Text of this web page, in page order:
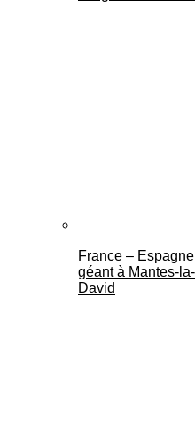
France –
géant à Mantes-
David